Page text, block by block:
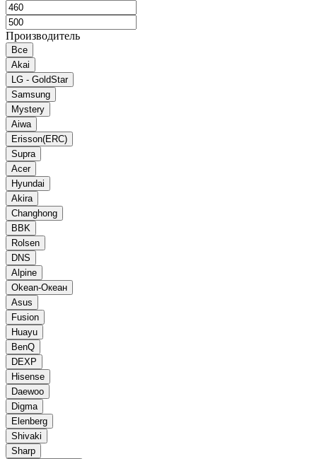
Производитель
Все
Akai
LG - GoldStar
Samsung
Mystery
Aiwa
Erisson(ERC)
Supra
Acer
Hyundai
Akira
Changhong
BBK
Rolsen
DNS
Alpine
Okean-Океан
Asus
Fusion
Huayu
BenQ
DEXP
Hisense
Daewoo
Digma
Elenberg
Shivaki
Sharp